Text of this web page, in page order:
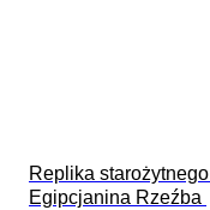
Replika starożytnego
Egipcjanina Rzeźba